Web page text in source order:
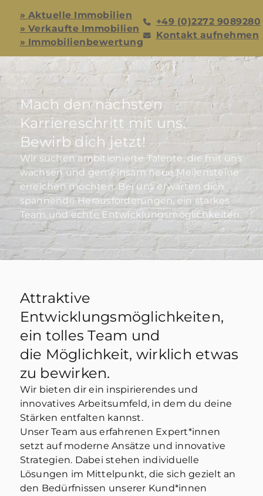
» Aktuelle Immobilien
» Verkaufte Immobilien
» Immobilienbewertung
+49 (0)2272 9089280
Kontakt aufnehmen
Mach den nächsten
Karriereschritt mit uns.
Bewirb dich jetzt!
Wir suchen ambitionierte Talente, die mit uns
wachsen und gemeinsam neue Meilensteine
erreichen möchten. Bei uns erwarten dich
spannende Herausforderungen, ein starkes
Team und echte Entwicklungsmöglichkeiten.
Attraktive
Entwicklungsmöglichkeiten,
ein tolles Team und
die Möglichkeit, wirklich etwas
zu bewirken.
Wir bieten dir ein inspirierendes und
innovatives Arbeitsumfeld, in dem du deine
Stärken entfalten kannst.
Unser Team aus erfahrenen Expert*innen
setzt auf moderne Ansätze und innovative
Strategien. Dabei stehen individuelle
Lösungen im Mittelpunkt, die sich gezielt an
den Bedürfnissen unserer Kund*innen